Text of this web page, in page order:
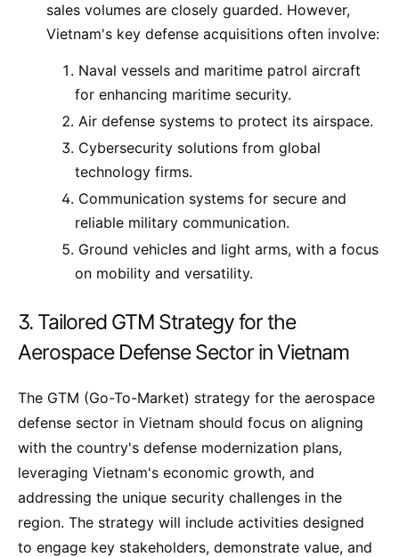
sales volumes are closely guarded. However,
Vietnam's key defense acquisitions often involve:
Naval vessels and maritime patrol aircraft
for enhancing maritime security.
Air defense systems to protect its airspace.
Cybersecurity solutions from global
technology firms.
Communication systems for secure and
reliable military communication.
Ground vehicles and light arms, with a focus
on mobility and versatility.
3. Tailored GTM Strategy for the
Aerospace Defense Sector in Vietnam
The GTM (Go-To-Market) strategy for the aerospace
defense sector in Vietnam should focus on aligning
with the country's defense modernization plans,
leveraging Vietnam's economic growth, and
addressing the unique security challenges in the
region. The strategy will include activities designed
to engage key stakeholders, demonstrate value, and